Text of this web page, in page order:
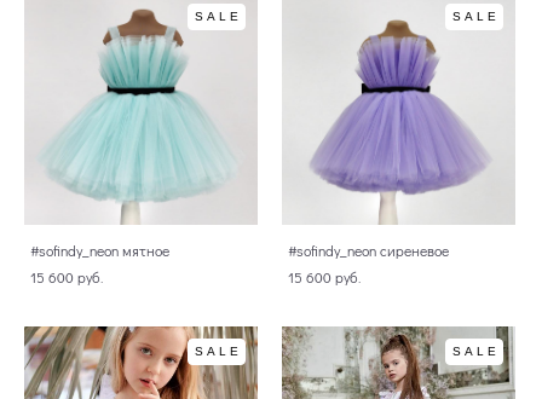
SALE
#sofindy_neon мятное
15 600 pуб.
SALE
#sofindy_neon сиреневое
15 600 pуб.
SALE SALE